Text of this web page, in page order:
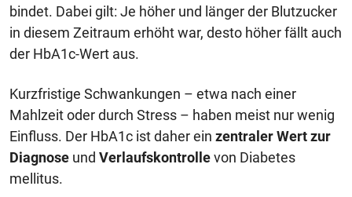
bindet. Dabei gilt: Je höher und länger der Blutzucker
in diesem Zeitraum erhöht war, desto höher fällt auch
der HbA1c-Wert aus.
Kurzfristige Schwankungen – etwa nach einer
Mahlzeit oder durch Stress – haben meist nur wenig
Einfluss. Der HbA1c ist daher ein zentraler Wert zur
Diagnose und Verlaufskontrollevon Diabetes
mellitus.